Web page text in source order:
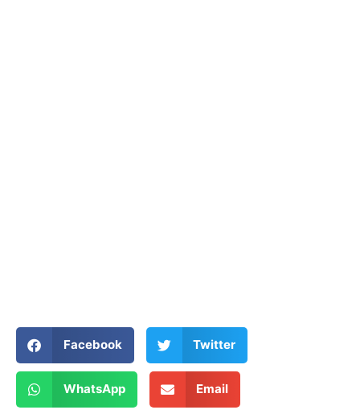
Facebook Twitter
WhatsApp Email